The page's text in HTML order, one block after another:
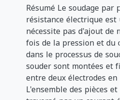
Résumé Le soudage par
résistance électrique est
nécessite pas d'ajout de
fois de la pression et du
dans le processus de
souder sont montées et
entre deux électrodes en
L'ensemble des pièces et